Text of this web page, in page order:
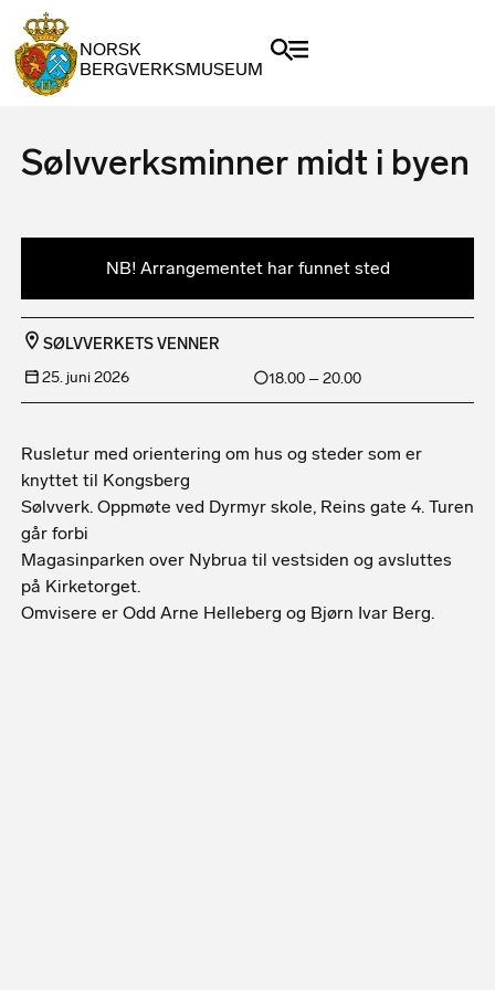
NORSK
BERGVERKSMUSEUM
Sølvverksminner midt i byen
NB! Arrangementet har funnet sted
SØLVVERKETS VENNER
25. juni 2026
18.00 – 20.00
Rusletur med orientering om hus og steder som er
knyttet til Kongsberg
Sølvverk. Oppmøte ved Dyrmyr skole, Reins gate 4. Turen
går forbi
Magasinparken over Nybrua til vestsiden og avsluttes
på Kirketorget.
Omvisere er Odd Arne Helleberg og Bjørn Ivar Berg.